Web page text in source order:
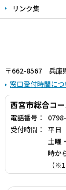
リンク集
〒662-8567 兵庫
窓口受付時間に
西宮市総合コ
電話番号：
受付時間：
平日
土曜
時か
（